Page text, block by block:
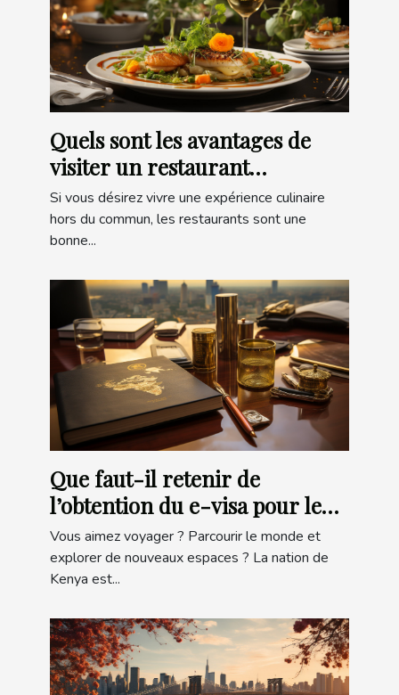
Quels sont les avantages de
visiter un restaurant
gastronomique ?
Si vous désirez vivre une expérience culinaire
hors du commun, les restaurants sont une
bonne...
Que faut-il retenir de
l’obtention du e-visa pour le
Kenya ?
Vous aimez voyager ? Parcourir le monde et
explorer de nouveaux espaces ? La nation de
Kenya est...